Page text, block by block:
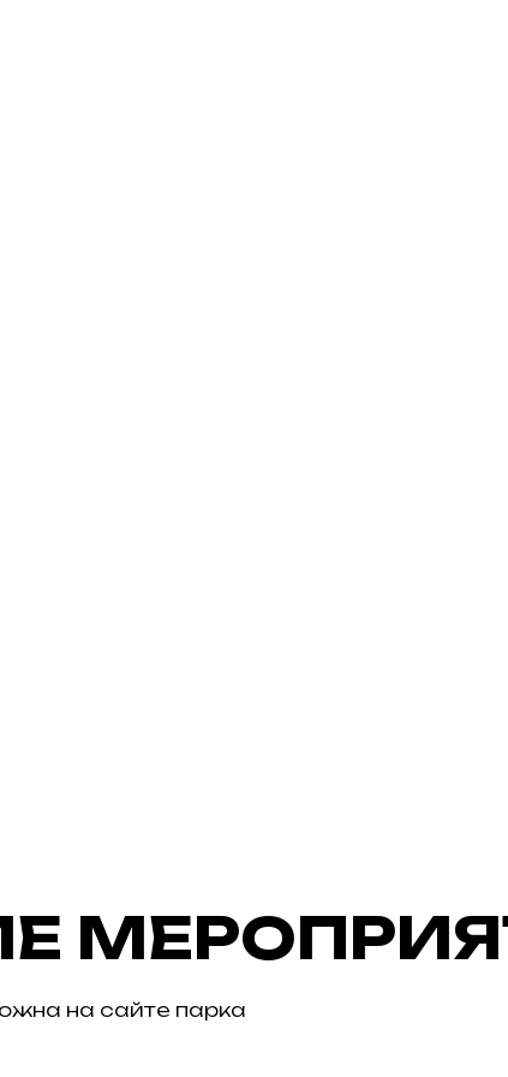
на сайте парка